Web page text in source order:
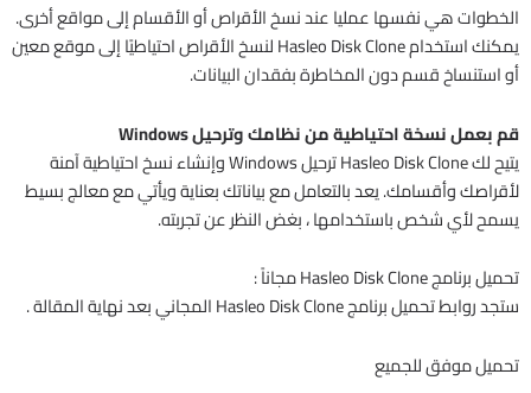
الخطوات هي نفسها عمليا عند نسخ الأقراص أو الأقسام إلى مواقع أخرى.
يمكنك استخدام Hasleo Disk Clone لنسخ الأقراص احتياطيًا إلى موقع معين
أو استنساخ قسم دون المخاطرة بفقدان البيانات.
قم بعمل نسخة احتياطية من نظامك وترحيل Windows
يتيح لك Hasleo Disk Clone ترحيل Windows وإنشاء نسخ احتياطية آمنة
لأقراصك وأقسامك. يعد بالتعامل مع بياناتك بعناية ويأتي مع معالج بسيط
يسمح لأي شخص باستخدامها ، بغض النظر عن تجربته.
تحميل برنامج Hasleo Disk Clone مجاناً :
ستجد روابط تحميل برنامج Hasleo Disk Clone المجاني بعد نهاية المقالة .
تحميل موفق للجميع